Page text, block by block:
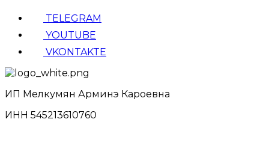
TELEGRAM
YOUTUBE
VKONTAKTE
ИП Мелкумян Арминэ Кароевна
ИНН 545213610760